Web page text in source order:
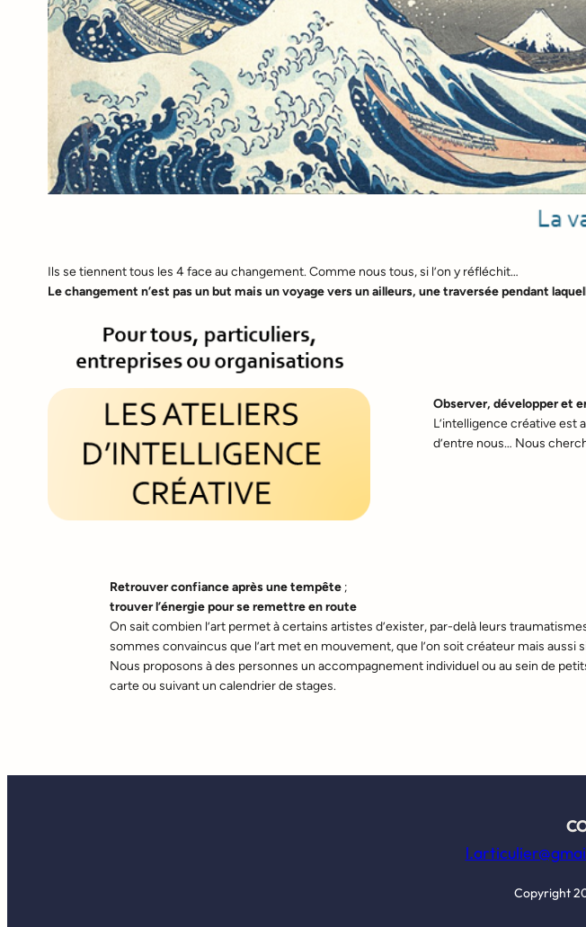
Ils se tiennent tous les 4 face au changement. Comme nous tous, si l’on y réfléchit…
Le changement n’est pas un but mais un voyage vers un ailleurs, une traversée pendant
Observer, développer et
L’intelligence créative est
d’entre nous… Nous
Retrouver confiance après une tempête ;
trouver l’énergie pour se remettre en route
On sait combien l’art permet à certains artistes d’exister, par-delà leurs
sommes convaincus que l’art met en mouvement, que l’on soit créateur mais aussi
Nous proposons à des personnes un accompagnement individuel ou au sein de
carte ou suivant un calendrier de stages.
Copyright